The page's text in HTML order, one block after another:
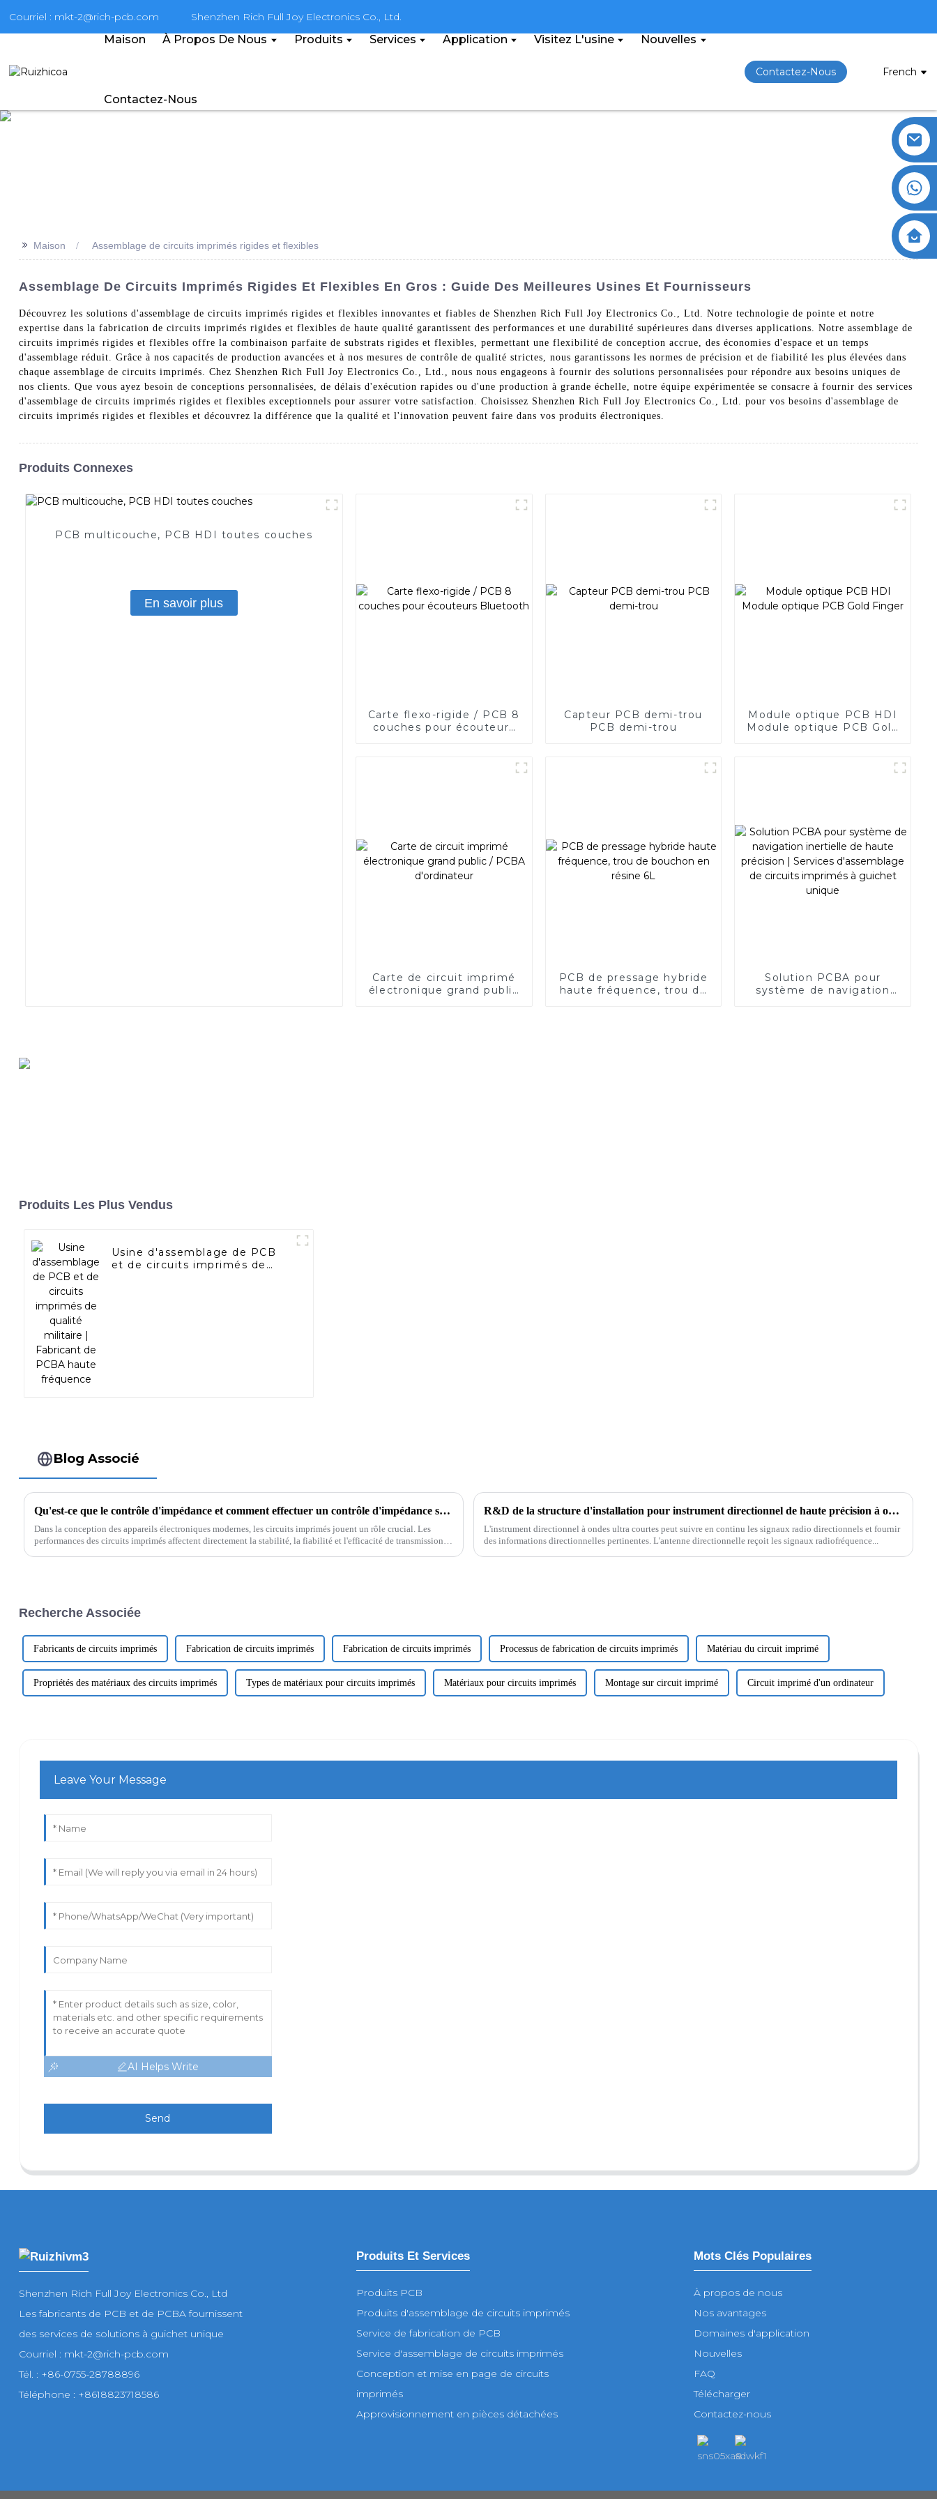
Courriel : mkt-2@rich-pcb.com Shenzhen Rich Full Joy Electronics Co., Ltd.
Maison À Propos De Nous Produits Services Application Visitez L'usine Nouvelles
Contactez-Nous
Contactez-Nous French
>> Maison Assemblage de circuits imprimés rigides et flexibles
Assemblage De Circuits Imprimés Rigides Et Flexibles En Gros : Guide Des Meilleures Usines Et Fournisseurs
Découvrez les solutions d'assemblage de circuits imprimés rigides et flexibles innovantes et fiables de Shenzhen Rich Full Joy Electronics Co., Ltd. Notre technologie de pointe et notre
expertise dans la fabrication de circuits imprimés rigides et flexibles de haute qualité garantissent des performances et une durabilité supérieures dans diverses applications. Notre assemblage de
circuits imprimés rigides et flexibles offre la combinaison parfaite de substrats rigides et flexibles, permettant une flexibilité de conception accrue, des économies d'espace et un temps
d'assemblage réduit. Grâce à nos capacités de production avancées et à nos mesures de contrôle de qualité strictes, nous garantissons les normes de précision et de fiabilité les plus élevées dans
chaque assemblage de circuits imprimés. Chez Shenzhen Rich Full Joy Electronics Co., Ltd., nous nous engageons à fournir des solutions personnalisées pour répondre aux besoins uniques de
nos clients. Que vous ayez besoin de conceptions personnalisées, de délais d'exécution rapides ou d'une production à grande échelle, notre équipe expérimentée se consacre à fournir des services
d'assemblage de circuits imprimés rigides et flexibles exceptionnels pour assurer votre satisfaction. Choisissez Shenzhen Rich Full Joy Electronics Co., Ltd. pour vos besoins d'assemblage de
circuits imprimés rigides et flexibles et découvrez la différence que la qualité et l'innovation peuvent faire dans vos produits électroniques.
Produits Connexes
PCB multicouche, PCB HDI toutes couches
En savoir plus
Carte flexo-rigide / PCB 8
couches pour écouteurs
Capteur PCB demi-trou
PCB demi-trou
Module optique PCB HDI
Module optique PCB Gold
Carte de circuit imprimé
électronique grand public
PCB de pressage hybride
haute fréquence, trou de
Solution PCBA pour
système de navigation
Produits Les Plus Vendus
Usine d'assemblage de PCB
et de circuits imprimés de
Blog Associé
Qu'est-ce que le contrôle d'impédance et comment effectuer un contrôle d'impédance sur les PCB
Dans la conception des appareils électroniques modernes, les circuits imprimés jouent un rôle crucial. Les
performances des circuits imprimés affectent directement la stabilité, la fiabilité et l'efficacité de transmission
R&D de la structure d'installation pour instrument directionnel de haute précision à ondes ultracourtes
L'instrument directionnel à ondes ultra courtes peut suivre en continu les signaux radio directionnels et fournir
des informations directionnelles pertinentes. L'antenne directionnelle reçoit les signaux radiofréquence...
Recherche Associée
Fabricants de circuits imprimés Fabrication de circuits imprimés Fabrication de circuits imprimés Processus de fabrication de circuits imprimés Matériau du circuit imprimé
Propriétés des matériaux des circuits imprimés Types de matériaux pour circuits imprimés Matériaux pour circuits imprimés Montage sur circuit imprimé Circuit imprimé d'un ordinateur
Leave Your Message
AI Helps Write
Send
Shenzhen Rich Full Joy Electronics Co., Ltd
Les fabricants de PCB et de PCBA fournissent
des services de solutions à guichet unique
Courriel : mkt-2@rich-pcb.com
Tél. : +86-0755-28788896
Téléphone : +8618823718586
Produits Et Services
Produits PCB
Produits d'assemblage de circuits imprimés
Service de fabrication de PCB
Service d'assemblage de circuits imprimés
Conception et mise en page de circuits
imprimés
Approvisionnement en pièces détachées
Mots Clés Populaires
À propos de nous
Nos avantages
Domaines d'application
Nouvelles
FAQ
Télécharger
Contactez-nous